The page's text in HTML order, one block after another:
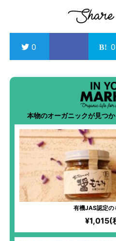
0 0
本物のオーガニックが見つ
有機JAS認定の
¥1,015(